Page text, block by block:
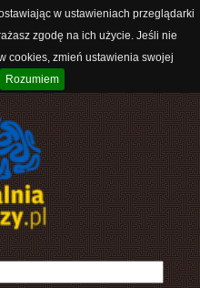
w ustawieniach przeglądarki
zgodę na ich użycie. Jeśli nie
cookies, zmień ustawienia swojej
Rozumiem